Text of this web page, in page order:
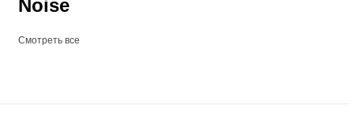
Noise
Смотреть все